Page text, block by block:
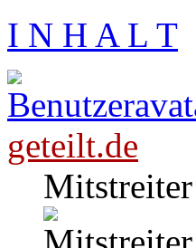
I N H A L T
geteilt.de
Mitstreiter